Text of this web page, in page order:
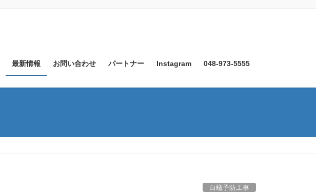
最新情報 お問い合わせ パートナー Instagram 048-973-5555
白蟻予防工事